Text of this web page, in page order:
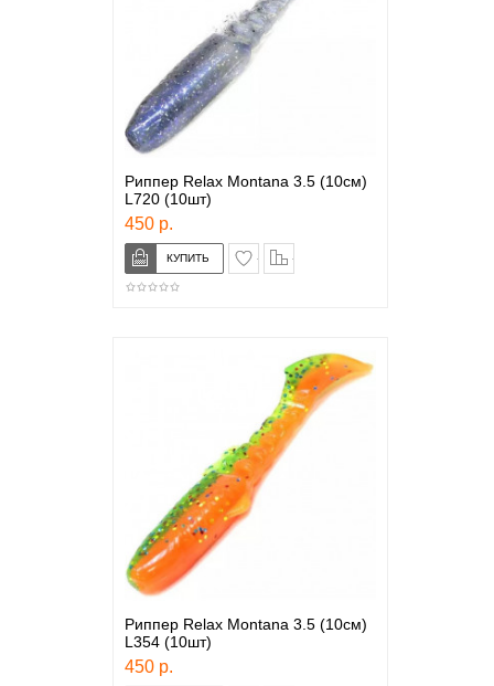
Риппер Relax Montana 3.5 (10см)
L720 (10шт)
450 р.
в закладки
Риппер Relax Montana 3.5 (10см)
L354 (10шт)
450 р.